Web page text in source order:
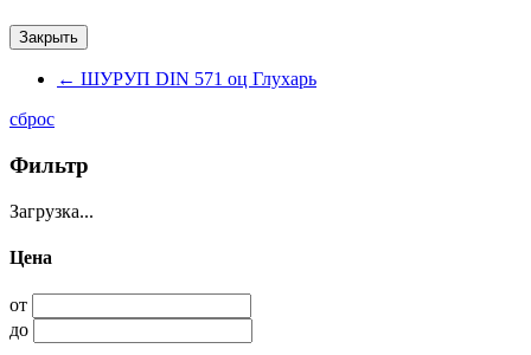
Закрыть
← ШУРУП DIN 571 оц Глухарь
сброс
Фильтр
Загрузка...
Цена
от
до